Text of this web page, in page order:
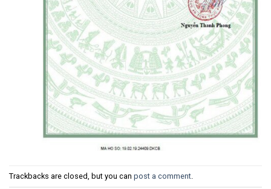
Trackbacks are closed, but you can post a comment